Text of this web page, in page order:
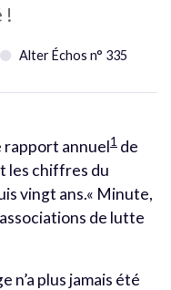
!
Alter Échos n° 335
rapport annuel1 de
les chiffres du
vingt ans.« Minute,
de lutte
n’a plus jamais été